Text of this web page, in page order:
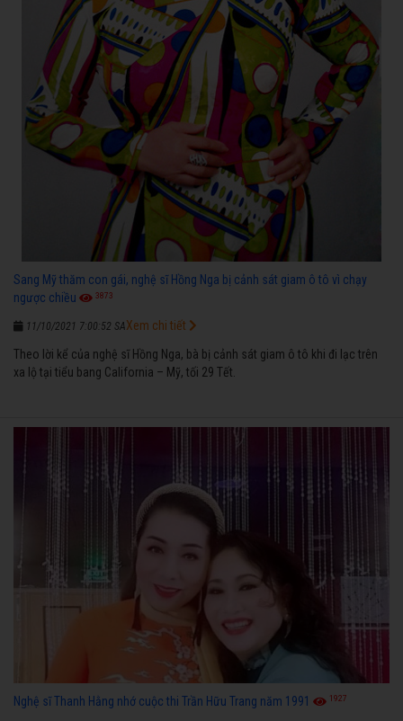
Sang Mỹ thăm con gái, nghệ sĩ Hồng Nga bị cảnh sát giam ô tô vì chạy
ngược chiều
3873
11/10/2021 7:00:52 SA
Theo lời kể của nghệ sĩ Hồng Nga, bà bị cảnh sát giam ô tô khi đi lạc trên
xa lộ tại tiểu bang California – Mỹ, tối 29 Tết.
Xem chi tiết
Nghệ sĩ Thanh Hằng nhớ cuộc thi Trần Hữu Trang năm 1991 1927